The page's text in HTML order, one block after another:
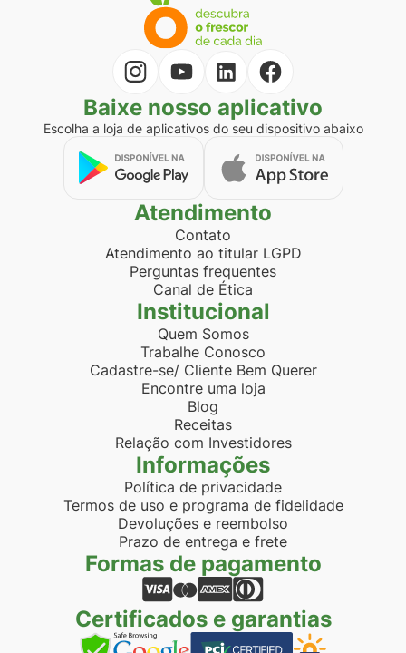
Baixe nosso aplicativo
Escolha a loja de aplicativos do seu dispositivo abaixo
Atendimento
Contato
Atendimento ao titular LGPD
Perguntas frequentes
Canal de Ética
Institucional
Quem Somos
Trabalhe Conosco
Cadastre-se/ Cliente Bem Querer
Encontre uma loja
Blog
Receitas
Relação com Investidores
Informações
Política de privacidade
Termos de uso e programa de fidelidade
Devoluções e reembolso
Prazo de entrega e frete
Formas de pagamento
Certificados e garantias